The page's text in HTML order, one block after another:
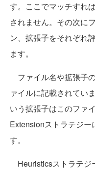
す。ここでマッチすれ
されません。その次に
ン、拡張子をそれぞれ
ます。
ファイル名や拡張子
ァイルに記載されてい
いう拡張子はこのファ
Extensionストラテジ
す。
Heuristicsストラテジ